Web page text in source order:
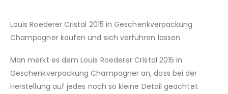
Louis Roederer Cristal 2015 in Geschenkverpackung
Champagner kaufen und sich verführen lassen
Man merkt es dem Louis Roederer Cristal 2015 in
Geschenkverpackung Champagner an, dass bei der
Herstellung auf jedes noch so kleine Detail geachtet